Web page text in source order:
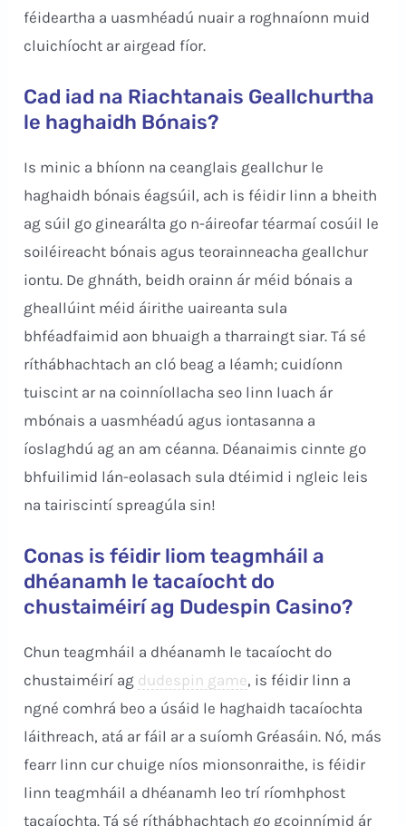
féideartha a uasmhéadú nuair a roghnaíonn muid
cluichíocht ar airgead fíor.
Cad iad na Riachtanais Geallchurtha
le haghaidh Bónais?
Is minic a bhíonn na ceanglais geallchur le
haghaidh bónais éagsúil, ach is féidir linn a bheith
ag súil go ginearálta go n-áireofar téarmaí cosúil le
soiléireacht bónais agus teorainneacha geallchur
iontu. De ghnáth, beidh orainn ár méid bónais a
gheallúint méid áirithe uaireanta sula
bhféadfaimid aon bhuaigh a tharraingt siar. Tá sé
ríthábhachtach an cló beag a léamh; cuidíonn
tuiscint ar na coinníollacha seo linn luach ár
mbónais a uasmhéadú agus iontasanna a
íoslaghdú ag an am céanna. Déanaimis cinnte go
bhfuilimid lán-eolasach sula dtéimid i ngleic leis
na tairiscintí spreagúla sin!
Conas is féidir liom teagmháil a
dhéanamh le tacaíocht do
chustaiméirí ag Dudespin Casino?
Chun teagmháil a dhéanamh le tacaíocht do
chustaiméirí ag dudespin game, is féidir linn a
ngné comhrá beo a úsáid le haghaidh tacaíochta
láithreach, atá ar fáil ar a suíomh Gréasáin. Nó, más
fearr linn cur chuige níos mionsonraithe, is féidir
linn teagmháil a dhéanamh leo trí ríomhphost
tacaíochta. Tá sé ríthábhachtach go gcoinnímid ár